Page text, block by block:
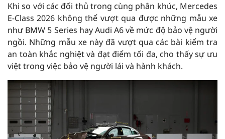
Khi so với các đối thủ trong cùng phân khúc, Mercedes
E-Class 2026 không thể vượt qua được những mẫu xe
như BMW 5 Series hay Audi A6 về mức độ bảo vệ người
ngồi. Những mẫu xe này đã vượt qua các bài kiểm tra
an toàn khắc nghiệt và đạt điểm tối đa, cho thấy sự ưu
việt trong việc bảo vệ người lái và hành khách.